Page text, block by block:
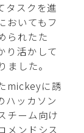
タスクを進
おいてもフ
られたた
り活かして
ました。
mickeyに誘
ハッカソン
チーム向け
メンドシス